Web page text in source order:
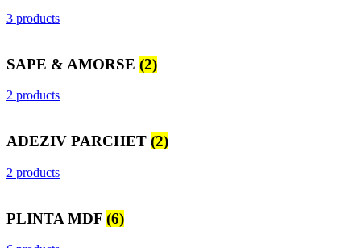
3 products
SAPE & AMORSE (2)
2 products
ADEZIV PARCHET (2)
2 products
PLINTA MDF (6)